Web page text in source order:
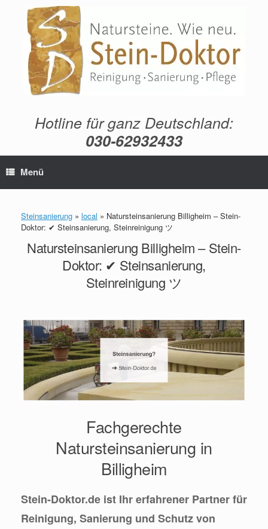
springen
Hotline für ganz Deutschland:
030-62932433
Menü
Steinsanierung » local » Natursteinsanierung Billigheim – Stein-
Doktor: ✔ Steinsanierung, Steinreinigung ツ
Natursteinsanierung Billigheim – Stein-
Doktor: ✔ Steinsanierung,
Steinreinigung ツ
Fachgerechte
Natursteinsanierung in
Billigheim
Stein-Doktor.de ist Ihr erfahrener Partner für
Reinigung, Sanierung und Schutz von